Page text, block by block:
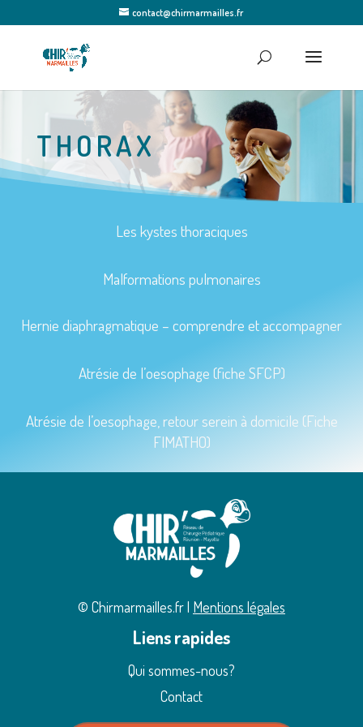
contact@chirmarmailles.fr
THORAX
Les kystes thoraciques
Malformations pulmonaires
Hernie diaphragmatique – comprendre et accompagner
Atrésie de l’oesophage (fiche SFCP)
Atrésie de l’oesophage, retour serein à domicile (Fiche
FIMATHO)
© Chirmarmailles.fr | Mentions légales
Liens rapides
Qui sommes-nous?
Contact